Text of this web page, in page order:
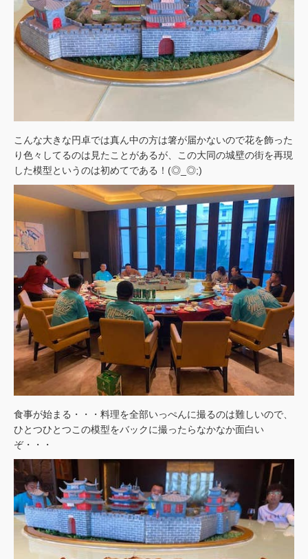
こんな大きな円卓では真ん中の方は箸が届かないので花を飾った
り色々してるのは見たことがあるが、この大同の城壁の街を再現
した模型というのは初めてである！(◎_◎;)
食事が始まる・・・料理を全部いっぺんに撮るのは難しいので、
ひとつひとつこの模型をバックに撮ったらなかなか面白い
ぞ・・・